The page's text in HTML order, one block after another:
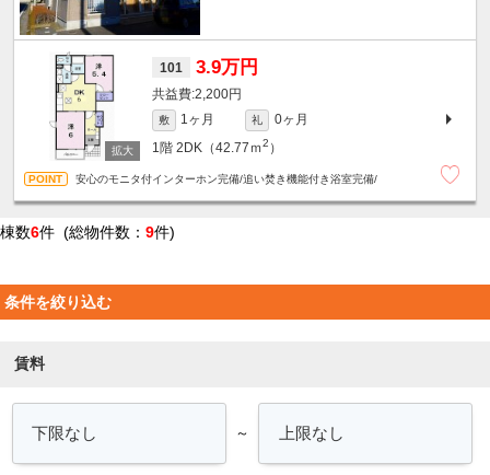
101 3.9万円
2,200円
敷 1ヶ月 礼
0ヶ月
1階 2DK（42.77ｍ2 ）
安心のモニタ付インターホン完備/追い焚き機能付き浴室完備/
棟数6件 (総物件数： 9件)
条件を絞り込む
賃料
～